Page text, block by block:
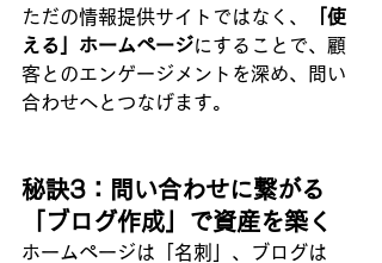
ただの情報提供サイトではなく、
「使
える」ホームページにすることで、顧
客とのエンゲージメントを深め、問い
合わせへとつなげます。
秘訣3：問い合わせに繋がる
「ブログ作成」で資産を築く
ホームページは「名刺」、ブログは